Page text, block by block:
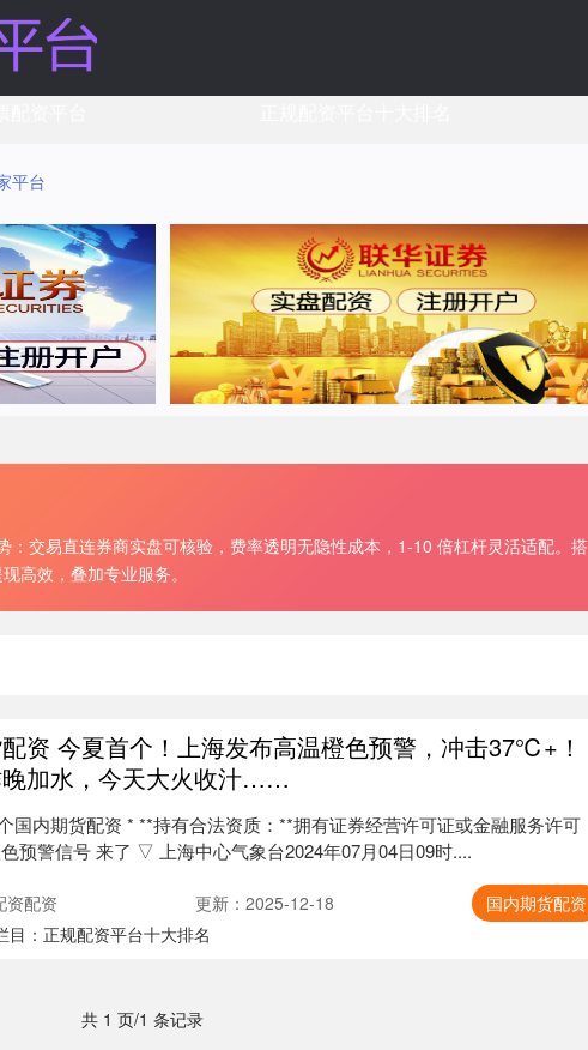
平台
：交易直连券商实盘可核验，费率透明无隐性成本，1-10 倍杠杆灵活适配。搭
高效，叠加专业服务。
资 今夏首个！上海发布高温橙色预警，冲击37℃+！
晚加水，今天大火收汁……
国内期货配资 * **持有合法资质：**拥有证券经营许可证或金融服务许可
预警信号 来了 ▽ 上海中心气象台2024年07月04日09时....
资配资 更新：2025-12-18
国内期货配资
目： 正规配资平台十大排名
共 1 页/1 条记录